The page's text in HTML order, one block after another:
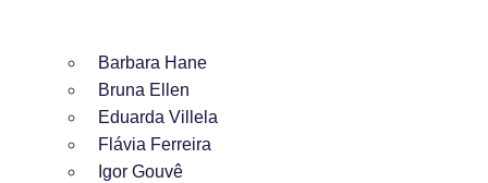
Barbara Hane
Bruna Ellen
Eduarda Villela
Flávia Ferreira
Igor Gouvê